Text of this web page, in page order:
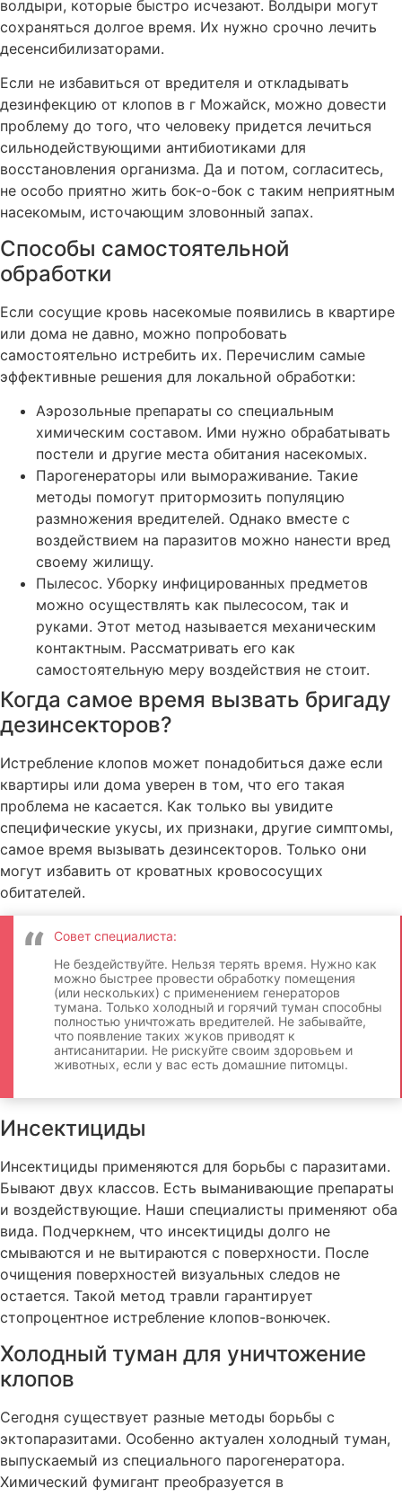
волдыри, которые быстро исчезают. Волдыри могут
сохраняться долгое время. Их нужно срочно лечить
десенсибилизаторами.
Если не избавиться от вредителя и откладывать
дезинфекцию от клопов в г Можайск, можно довести
проблему до того, что человеку придется лечиться
сильнодействующими антибиотиками для
восстановления организма. Да и потом, согласитесь,
не особо приятно жить бок-о-бок с таким неприятным
насекомым, источающим зловонный запах.
Способы самостоятельной
обработки
Если сосущие кровь насекомые появились в квартире
или дома не давно, можно попробовать
самостоятельно истребить их. Перечислим самые
эффективные решения для локальной обработки:
Аэрозольные препараты со специальным
химическим составом. Ими нужно обрабатывать
постели и другие места обитания насекомых.
Парогенераторы или вымораживание. Такие
методы помогут притормозить популяцию
размножения вредителей. Однако вместе с
воздействием на паразитов можно нанести вред
своему жилищу.
Пылесос. Уборку инфицированных предметов
можно осуществлять как пылесосом, так и
руками. Этот метод называется механическим
контактным. Рассматривать его как
самостоятельную меру воздействия не стоит.
Когда самое время вызвать бригаду
дезинсекторов?
Истребление клопов может понадобиться даже если
квартиры или дома уверен в том, что его такая
проблема не касается. Как только вы увидите
специфические укусы, их признаки, другие симптомы,
самое время вызывать дезинсекторов. Только они
могут избавить от кроватных кровососущих
обитателей.
Совет специалиста:
Не бездействуйте. Нельзя терять время. Нужно как
можно быстрее провести обработку помещения
(или нескольких) с применением генераторов
тумана. Только холодный и горячий туман способны
полностью уничтожать вредителей. Не забывайте,
что появление таких жуков приводят к
антисанитарии. Не рискуйте своим здоровьем и
животных, если у вас есть домашние питомцы.
Инсектициды
Инсектициды применяются для борьбы с паразитами.
Бывают двух классов. Есть выманивающие препараты
и воздействующие. Наши специалисты применяют оба
вида. Подчеркнем, что инсектициды долго не
смываются и не вытираются с поверхности. После
очищения поверхностей визуальных следов не
остается. Такой метод травли гарантирует
стопроцентное истребление клопов-вонючек.
Холодный туман для уничтожение
клопов
Сегодня существует разные методы борьбы с
эктопаразитами. Особенно актуален холодный туман,
выпускаемый из специального парогенератора.
Химический фумигант преобразуется в